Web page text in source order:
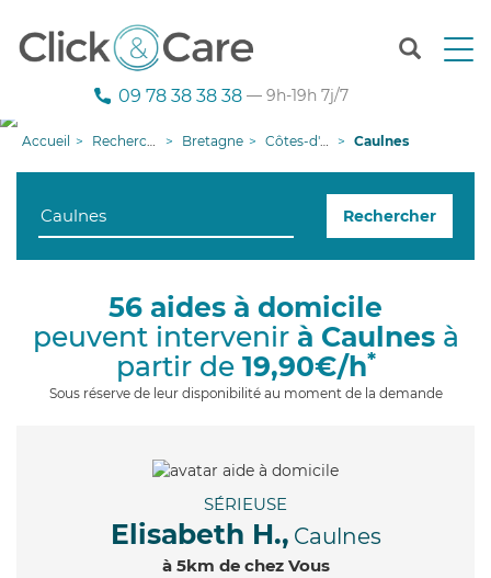
T
n
g
09 78 38 38 38 — 9h-19h 7j/7
Accueil Recherche aide à domicile Bretagne Côtes-d'armor Caulnes
Rechercher
56 aides à domicile
peuvent intervenir à Caulnesà
partir de 19,90€/h*
Sous réserve de leur disponibilité au moment de la demande
SÉRIEUSE
Elisabeth H., Caulnes
à 5km de chez Vous